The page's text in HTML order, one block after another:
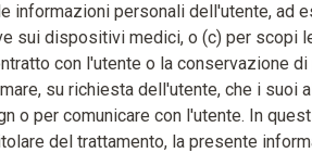
informazioni personali dell'utente, ad
sui dispositivi medici, o (c) per scopi
con l'utente o la conservazione
su richiesta dell'utente, che i suoi
o per comunicare con l'utente. In
del trattamento, la presente